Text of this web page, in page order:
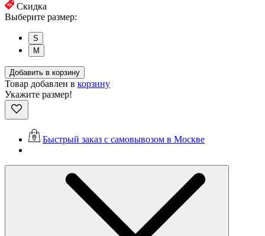
Скидка
Выберите размер:
S
M
Добавить в корзину
Товар добавлен в корзину
Укажите размер!
Быстрый заказ с самовывозом в Москве